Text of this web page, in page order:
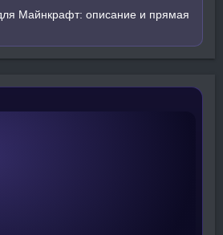
Майнкрафт: описание и прямая